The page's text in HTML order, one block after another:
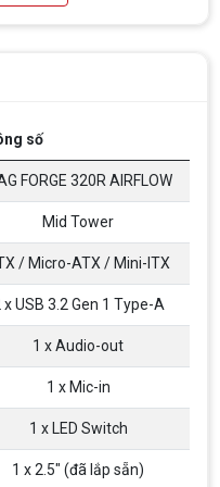
số
FORGE 320R AIRFLOW
Mid Tower
/ Micro-ATX / Mini-ITX
x USB 3.2 Gen 1 Type-A
1 x Audio-out
1 x Mic-in
1 x LED Switch
1 x 2.5" (đã lắp sẵn)
PC huyền thoại gắn liền
PC huyền thoại gắn liền với tuổi
Việt vào những năm 2000
Công Bố 2 dòng Card Đồ
RX 6600 XT
Series Cạc Đồ Họa AMD